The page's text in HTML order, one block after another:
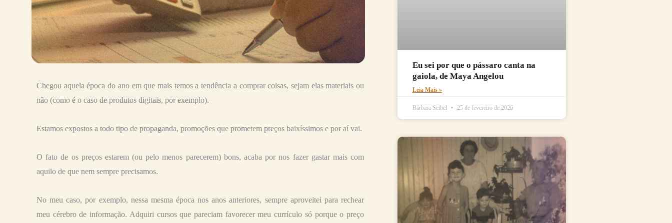
Chegou aquela época do ano em que mais temos a tendência a comprar coisas, sejam elas materiais ou
não (como é o caso de produtos digitais, por exemplo).
Estamos expostos a todo tipo de propaganda, promoções que prometem preços baixíssimos e por aí vai.
O fato de os preços estarem (ou pelo menos parecerem) bons, acaba por nos fazer gastar mais com
aquilo de que nem sempre precisamos.
No meu caso, por exemplo, nessa mesma época nos anos anteriores, sempre aproveitei para rechear
meu cérebro de informação. Adquiri cursos que pareciam favorecer meu currículo só porque o preço
Eu sei por que o pássaro canta na
gaiola, de Maya Angelou
Leia Mais »
Bárbara Seibel 25 de fevereiro de 2026